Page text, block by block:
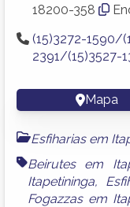
18200-358
(15)3272-1590/
2391/(15)3527-
Mapa
Esfiharias em
Beirutes em
Itapetininga,
Fogazzas em